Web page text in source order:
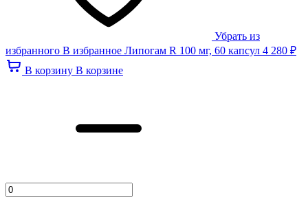
Убрать из
избранного В избранное Липогам R 100 мг, 60 капсул 4 280 ₽
В корзину В корзине